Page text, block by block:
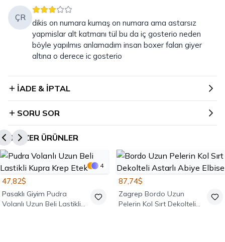
ÇR
dikis on numara kumaş on numara ama astarsız
yapmislar alt katmanı tül bu da iç gosterio neden
böyle yapılmıs anlamadım insan boxer falan giyer
altına o derece ic gosterio
İADE & İPTAL
SORU SOR
BENZER ÜRÜNLER
4
47,82$
Pasaklı Giyim Pudra
Volanlı Uzun Beli Lastikli
87,74$
Zagrep Bordo Uzun
Pelerin Kol Sırt Dekolteli